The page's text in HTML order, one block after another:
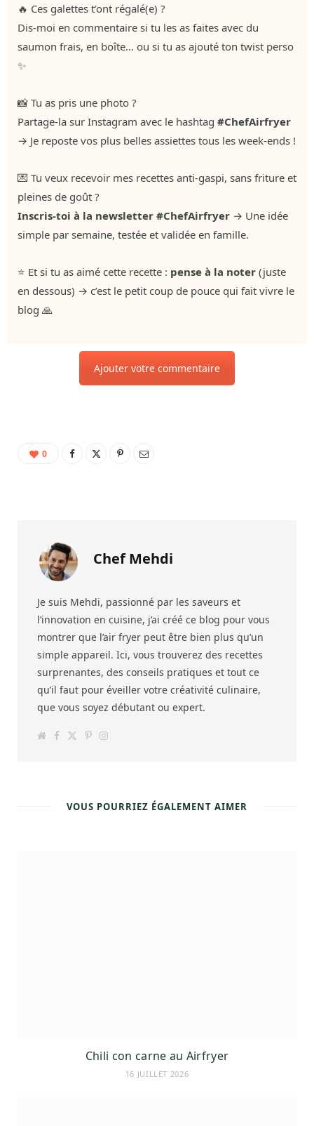
🔥 Ces galettes t’ont régalé(e) ?
Dis-moi en commentaire si tu les as faites avec du
saumon frais, en boîte… ou si tu as ajouté ton twist perso
✨
📸 Tu as pris une photo ?
Partage-la sur Instagram avec le hashtag #ChefAirfryer
→ Je reposte vos plus belles assiettes tous les week-ends !
💌 Tu veux recevoir mes recettes anti-gaspi, sans friture et
pleines de goût ?
Inscris-toi à la newsletter #ChefAirfryer → Une idée
simple par semaine, testée et validée en famille.
⭐ Et si tu as aimé cette recette : pense à la noter (juste
en dessous) → c’est le petit coup de pouce qui fait vivre le
blog 🙏
Ajouter votre commentaire
0
Chef Mehdi
Je suis Mehdi, passionné par les saveurs et
l’innovation en cuisine, j’ai créé ce blog pour vous
montrer que l’air fryer peut être bien plus qu’un
simple appareil. Ici, vous trouverez des recettes
surprenantes, des conseils pratiques et tout ce
qu’il faut pour éveiller votre créativité culinaire,
que vous soyez débutant ou expert.
F
P
s
t
I
a
m
VOUS POURRIEZ ÉGALEMENT AIMER
Chili con carne au Airfryer
16 JUILLET 2026